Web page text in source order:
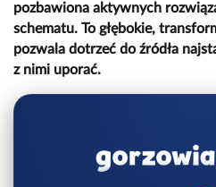
pozbawiona aktywnych
schematu. To głębokie,
pozwala dotrzeć do źródła
z nimi uporać.